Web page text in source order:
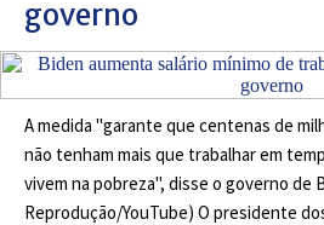
governo
A medida "garante que centenas de
não tenham mais que trabalhar em
vivem na pobreza", disse o governo de
Reprodução/YouTube) O presidente